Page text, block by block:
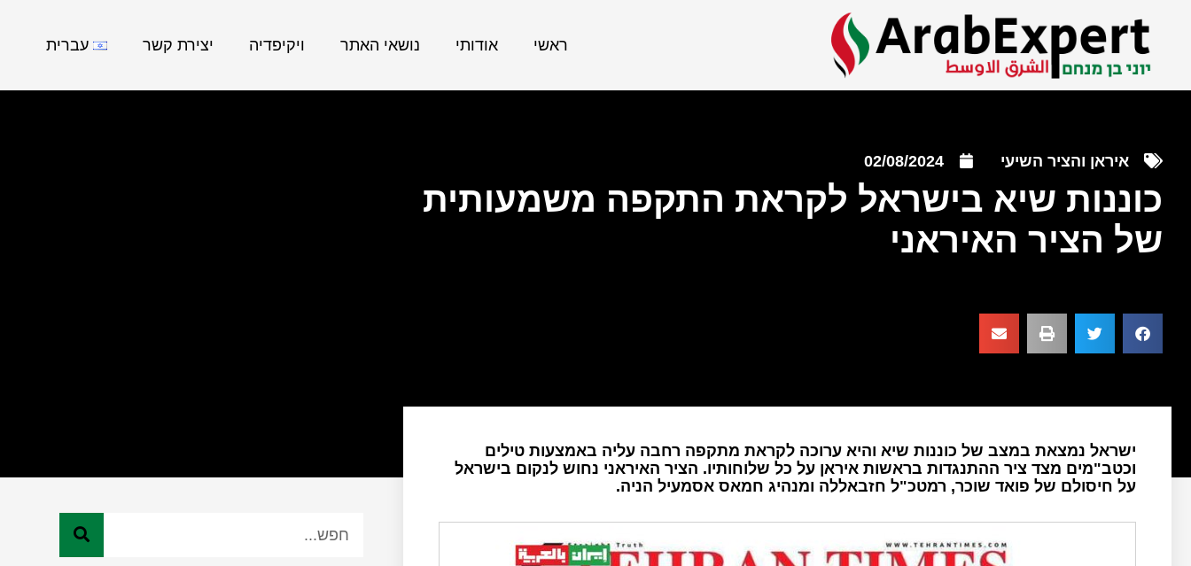
ראשי אודותי נושאי האתר ויקיפדיה יצירת קשר עברית
איראן והציר השיעי 02/08/2024
כוננות שיא בישראל לקראת התקפה משמעותית
של הציר האיראני
ישראל נמצאת במצב של כוננות שיא והיא ערוכה לקראת מתקפה רחבה עליה באמצעות טילים
וכטב"מים מצד ציר ההתנגדות בראשות איראן על כל שלוחותיו. הציר האיראני נחוש לנקום בישראל
על חיסולם של פואד שוכר, רמטכ"ל חזבאללה ומנהיג חמאס אסמעיל הניה.